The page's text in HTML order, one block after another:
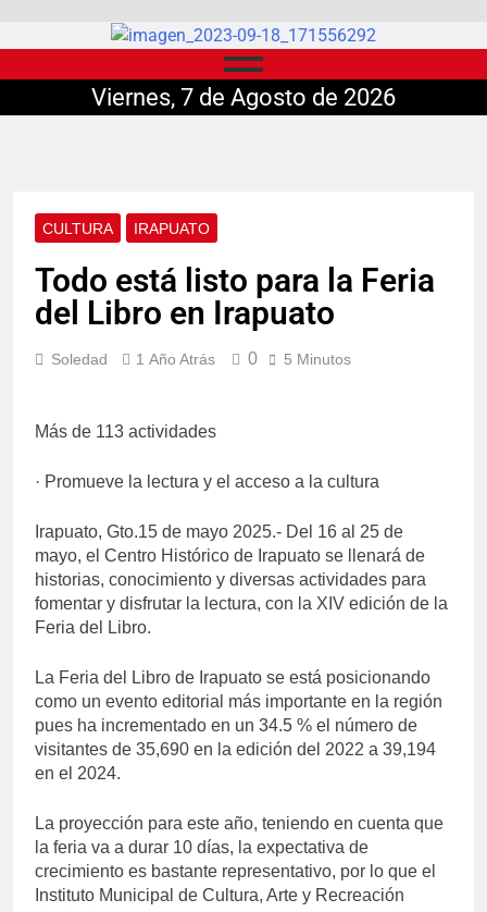
Viernes, 7 de Agosto de 2026
CULTURA IRAPUATO
Todo está listo para la Feria
del Libro en Irapuato
Soledad 1 Año Atrás 0 5 Minutos
Más de 113 actividades
· Promueve la lectura y el acceso a la cultura
Irapuato, Gto.15 de mayo 2025.- Del 16 al 25 de
mayo, el Centro Histórico de Irapuato se llenará de
historias, conocimiento y diversas actividades para
fomentar y disfrutar la lectura, con la XIV edición de la
Feria del Libro.
La Feria del Libro de Irapuato se está posicionando
como un evento editorial más importante en la región
pues ha incrementado en un 34.5 % el número de
visitantes de 35,690 en la edición del 2022 a 39,194
en el 2024.
La proyección para este año, teniendo en cuenta que
la feria va a durar 10 días, la expectativa de
crecimiento es bastante representativo, por lo que el
Instituto Municipal de Cultura, Arte y Recreación